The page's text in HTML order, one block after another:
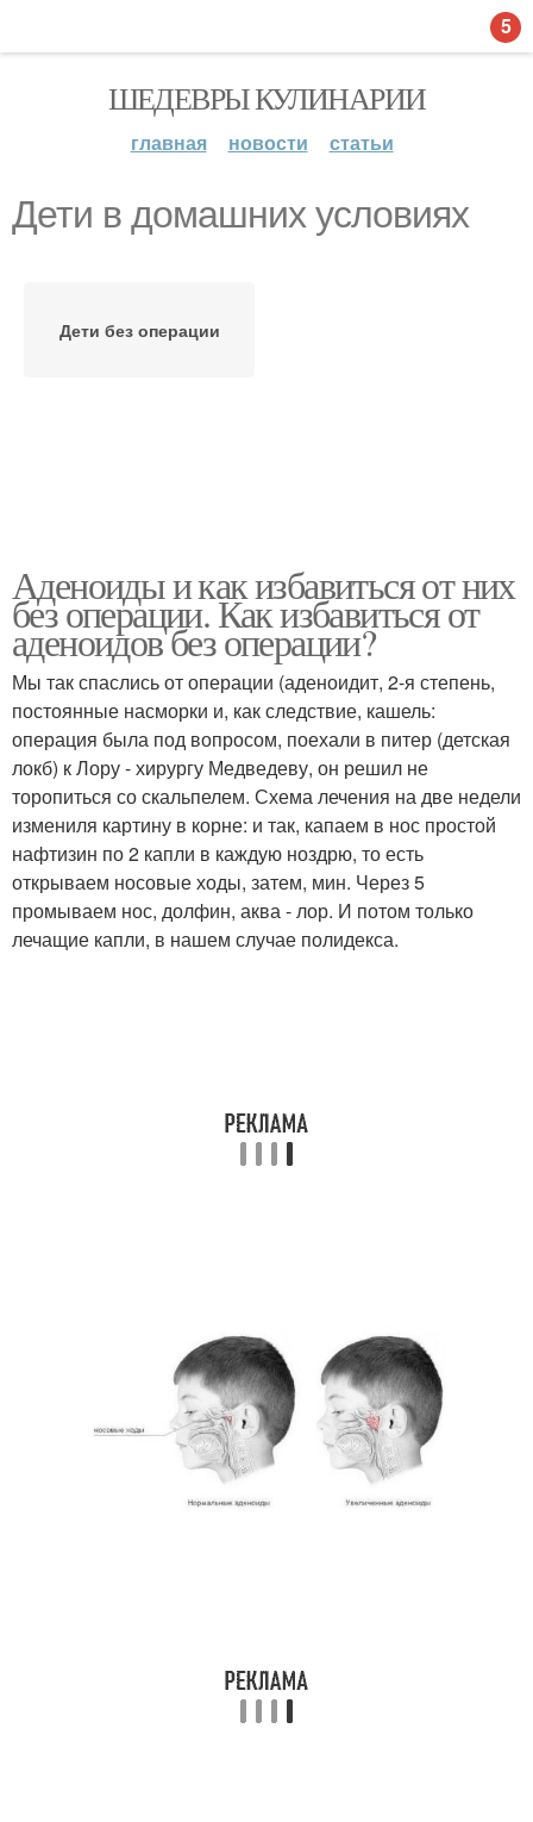
ШЕДЕВРЫ КУЛИНАРИИ
главная новости статьи
Дети в домашних условиях
Дети без операции
Аденоиды и как избавиться от них
без операции. Как избавиться от
аденоидов без операции?
Мы так спаслись от операции (аденоидит, 2-я степень,
постоянные насморки и, как следствие, кашель:
операция была под вопросом, поехали в питер (детская
локб) к Лору - хирургу Медведеву, он решил не
торопиться со скальпелем. Схема лечения на две недели
измениля картину в корне: и так, капаем в нос простой
нафтизин по 2 капли в каждую ноздрю, то есть
открываем носовые ходы, затем, мин. Через 5
промываем нос, долфин, аква - лор. И потом только
лечащие капли, в нашем случае полидекса.
5